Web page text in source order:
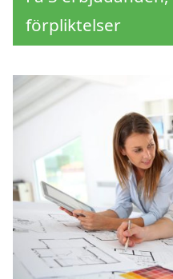
förpliktelser